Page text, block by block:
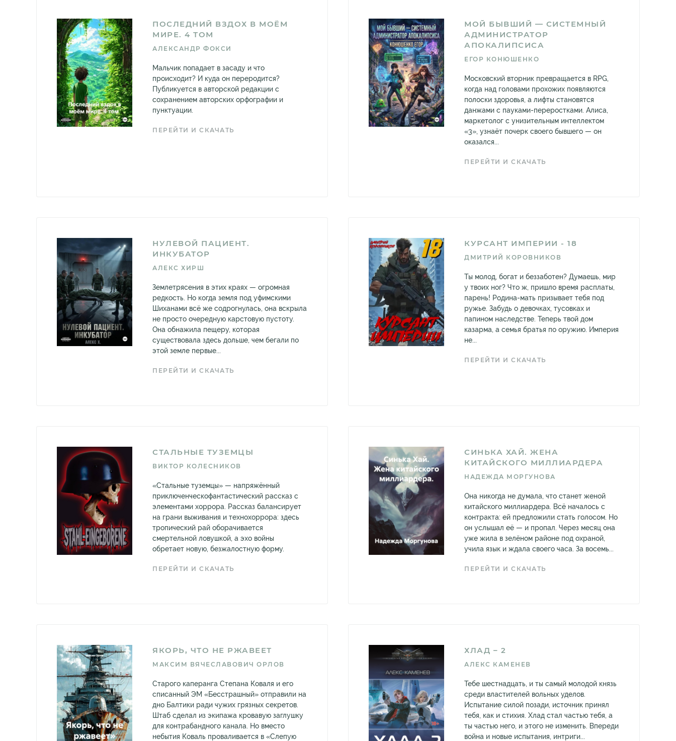
ПОСЛЕДНИЙ ВЗДОХ В МОЁМ
МИРЕ. 4 ТОМ
АЛЕКСАНДР ФОКСИ
Мальчик попадает в засаду и что
происходит? И куда он переродится?
Публикуется в авторской редакции с
сохранением авторских орфографии и
пунктуации.
ПЕРЕЙТИ И СКАЧАТЬ
МОЙ БЫВШИЙ — СИСТЕМНЫЙ
АДМИНИСТРАТОР
АПОКАЛИПСИСА
ЕГОР КОНЮШЕНКО
Московский вторник превращается в RPG,
когда над головами прохожих появляются
полоски здоровья, а лифты становятся
данжами с пауками-переростками. Алиса,
маркетолог с унизительным интеллектом
«3», узнаёт почерк своего бывшего — он
оказался...
ПЕРЕЙТИ И СКАЧАТЬ
НУЛЕВОЙ ПАЦИЕНТ.
ИНКУБАТОР
АЛЕКС ХИРШ
Землетрясения в этих краях — огромная
редкость. Но когда земля под уфимскими
Шиханами всё же содрогнулась, она вскрыла
не просто очередную карстовую пустоту.
Она обнажила пещеру, которая
существовала здесь дольше, чем бегали по
этой земле первые...
ПЕРЕЙТИ И СКАЧАТЬ
КУРСАНТ ИМПЕРИИ - 18
ДМИТРИЙ КОРОВНИКОВ
Ты молод, богат и беззаботен? Думаешь, мир
у твоих ног? Что ж, пришло время расплаты,
парень! Родина-мать призывает тебя под
ружье. Забудь о девочках, тусовках и
папином наследстве. Теперь твой дом
казарма, а семья братья по оружию. Империя
не...
ПЕРЕЙТИ И СКАЧАТЬ
СТАЛЬНЫЕ ТУЗЕМЦЫ
ВИКТОР КОЛЕСНИКОВ
«Стальные туземцы» — напряжённый
приключенческофантастический рассказ с
элементами хоррора. Рассказ балансирует
на грани выживания и технохоррора: здесь
тропический рай оборачивается
смертельной ловушкой, а эхо войны
обретает новую, безжалостную форму.
ПЕРЕЙТИ И СКАЧАТЬ
СИНЬКА ХАЙ. ЖЕНА
КИТАЙСКОГО МИЛЛИАРДЕРА
НАДЕЖДА МОРГУНОВА
Она никогда не думала, что станет женой
китайского миллиардера. Всё началось с
контракта: ей предложили стать голосом. Но
он услышал её — и пропал. Через месяц она
уже жила в зелёном районе под охраной,
учила язык и ждала своего часа. За восемь...
ПЕРЕЙТИ И СКАЧАТЬ
ЯКОРЬ, ЧТО НЕ РЖАВЕЕТ
МАКСИМ ВЯЧЕСЛАВОВИЧ ОРЛОВ
Старого каперанга Степана Коваля и его
списанный ЭМ «Бесстрашный» отправили на
дно Балтики ради чужих грязных секретов.
Штаб сделал из экипажа кровавую заглушку
для контрабандного канала. Но вместо
небытия Коваль проваливается в «Слепую
ХЛАД – 2
АЛЕКС КАМЕНЕВ
Тебе шестнадцать, и ты самый молодой князь
среди властителей вольных уделов.
Испытание силой позади, источник принял
тебя, как и стихия. Хлад стал частью тебя, а
ты частью него, и этого не изменить. Впереди
война и новые испытания, интриги...